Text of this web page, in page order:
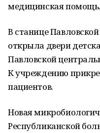
медицинская помощь.
В станице
открыла двери
Павловской
К учреждению
пациентов.
Новая
Республиканской